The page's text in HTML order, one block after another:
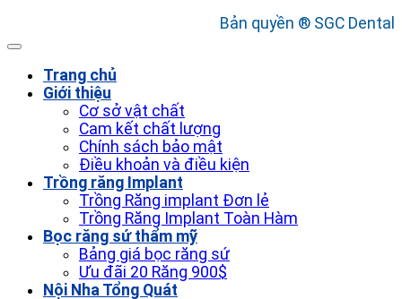
Bản quyền ® SGC Dental
Trang chủ
Giới thiệu
Cơ sở vật chất
Cam kết chất lượng
Chính sách bảo mật
Điều khoản và điều kiện
Trồng răng Implant
Trồng Răng implant Đơn lẻ
Trồng Răng Implant Toàn Hàm
Bọc răng sứ thẩm mỹ
Bảng giá bọc răng sứ
Ưu đãi 20 Răng 900$
Nội Nha Tổng Quát